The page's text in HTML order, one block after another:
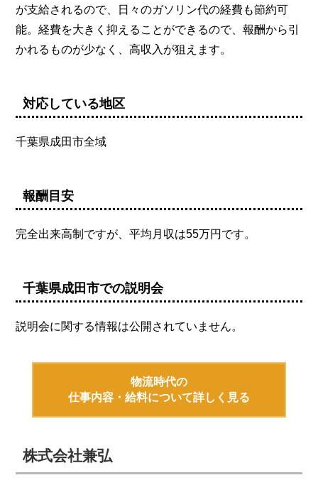
が支給されるので、日々のガソリン代の経費も節約可
能。経費を大きく抑えることができるので、報酬から引
かれるものが少なく、高収入が狙えます。
対応している地区
千葉県成田市全域
報酬目安
完全出来高制ですが、平均月収は55万円です。
千葉県成田市での説明会
説明会に関する情報は公開されていません。
物流時代の
仕事内容・給料について詳しく見る
株式会社兼弘